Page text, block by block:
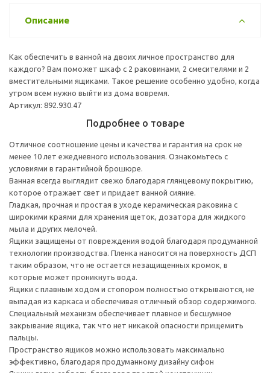
Описание
Как обеспечить в ванной на двоих личное пространство для
каждого? Вам поможет шкаф с 2 раковинами, 2 смесителями и 2
вместительными ящиками. Такое решение особенно удобно, когда
утром всем нужно выйти из дома вовремя.
Артикул: 892.930.47
Подробнее о товаре
Отличное соотношение цены и качества и гарантия на срок не
менее 10 лет ежедневного использования. Ознакомьтесь с
условиями в гарантийной брошюре.
Ванная всегда выглядит свежо благодаря глянцевому покрытию,
которое отражает свет и придает ванной сияние.
Гладкая, прочная и простая в уходе керамическая раковина с
широкими краями для хранения щеток, дозатора для жидкого
мыла и других мелочей.
Ящики защищены от повреждения водой благодаря продуманной
технологии производства. Пленка наносится на поверхность ДСП
таким образом, что не остается незащищенных кромок, в
которые может проникнуть вода.
Ящики с плавным ходом и стопором полностью открываются, не
выпадая из каркаса и обеспечивая отличный обзор содержимого.
Специальный механизм обеспечивает плавное и бесшумное
закрывание ящика, так что нет никакой опасности прищемить
пальцы.
Пространство ящиков можно использовать максимально
эффективно, благодаря продуманному дизайну сифон